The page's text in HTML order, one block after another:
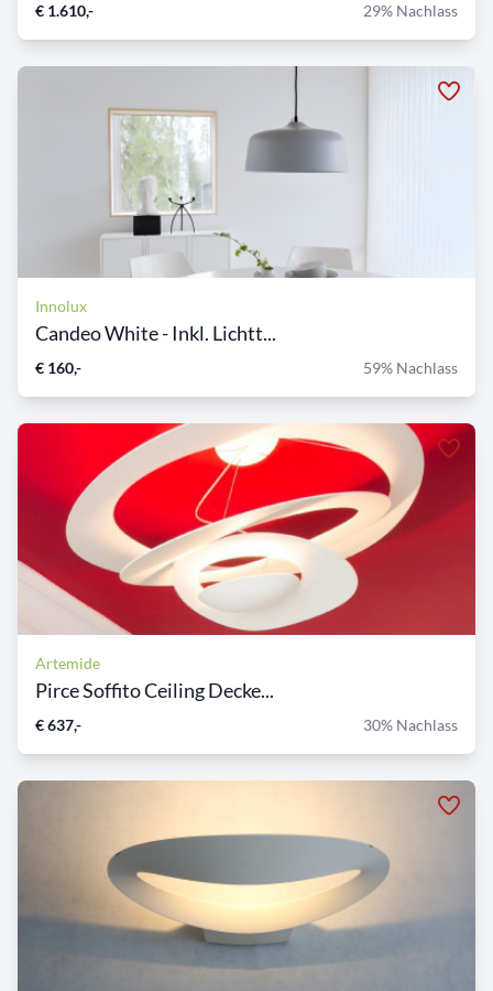
€ 1.610,- 29% Nachlass
Innolux
Candeo White - Inkl. Lichtt...
€ 160,- 59% Nachlass
Artemide
Pirce Soffito Ceiling Decke...
€ 637,- 30% Nachlass